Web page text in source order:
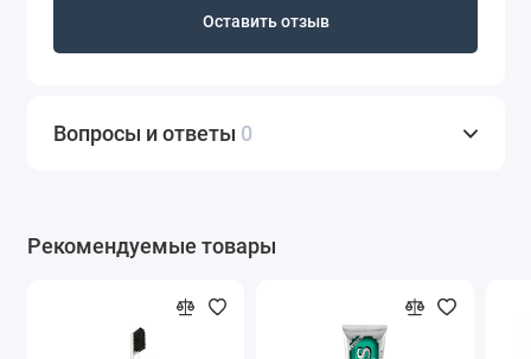
Оставить отзыв
Вопросы и ответы 0
Рекомендуемые товары